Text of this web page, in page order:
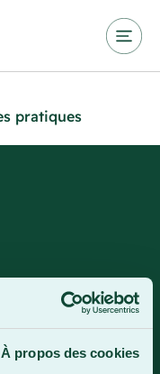
À propos des cookies
pratiques